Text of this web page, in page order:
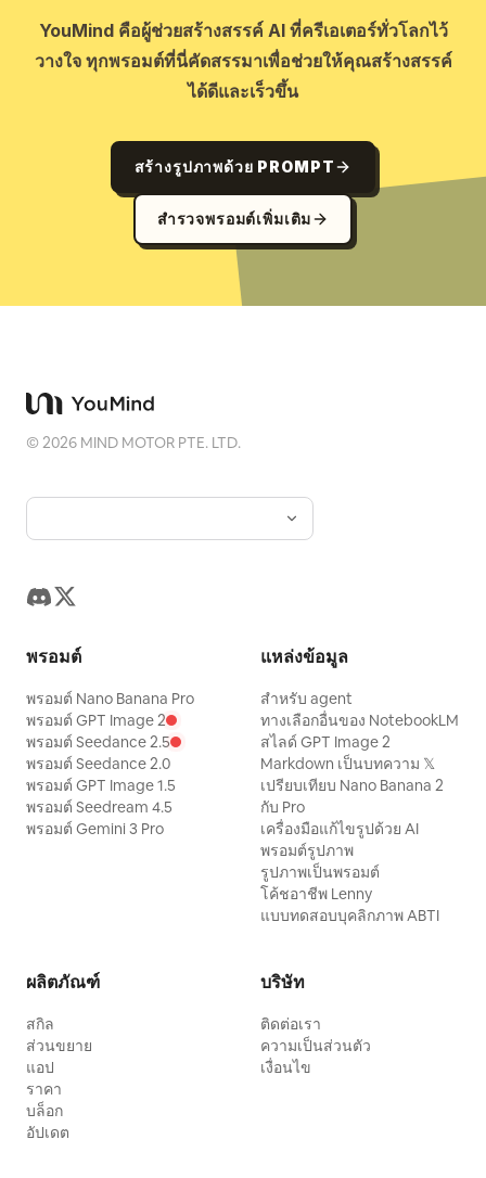
YouMind คือผู้ช่วยสร้างสรรค์ AI ที่ครีเอเตอร์ทั่วโลกไว้
วางใจ ทุกพรอมต์ที่นี่คัดสรรมาเพื่อช่วยให้คุณสร้างสรรค์
ได้ดีและเร็วขึ้น
สร้างรูปภาพด้วย PROMPT
สำรวจพรอมต์เพิ่มเติม
©2026 MIND MOTOR PTE. LTD.
พรอมต์
พรอมต์ Nano Banana Pro
พรอมต์ GPT Image 2
พรอมต์ Seedance 2.5
พรอมต์ Seedance 2.0
พรอมต์ GPT Image 1.5
พรอมต์ Seedream 4.5
พรอมต์ Gemini 3 Pro
แหล่งข้อมูล
สำหรับ agent
ทางเลือกอื่นของ NotebookLM
สไลด์ GPT Image 2
Markdown เป็นบทความ 𝕏
เปรียบเทียบ Nano Banana 2
กับ Pro
เครื่องมือแก้ไขรูปด้วย AI
พรอมต์รูปภาพ
รูปภาพเป็นพรอมต์
โค้ชอาชีพ Lenny
แบบทดสอบบุคลิกภาพ ABTI
ผลิตภัณฑ์
สกิล
ส่วนขยาย
แอป
ราคา
บล็อก
อัปเดต
บริษัท
ติดต่อเรา
ความเป็นส่วนตัว
เงื่อนไข